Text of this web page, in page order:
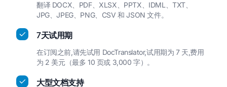
翻译 DOCX、PDF、XLSX、PPTX、IDML、TXT、
JPG、JPEG、PNG、CSV 和 JSON 文件。
7天试用期
在订阅之前,请先试用 DocTranslator,试用期为 7 天,费用
为 2 美元（最多 10 页或 3,000 字）。
大型文档支持